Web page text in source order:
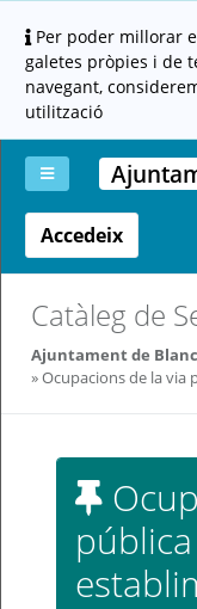
Per poder millorar
galetes pròpies i de
navegant,
utilització
La
meva
carpeta
Aportar
documentació
Carpeta
ciutadana
(altres
administracions)
Altres
Ajuda
Accedeix
Catàleg de
Ajuntament de
Ocupacions de la via